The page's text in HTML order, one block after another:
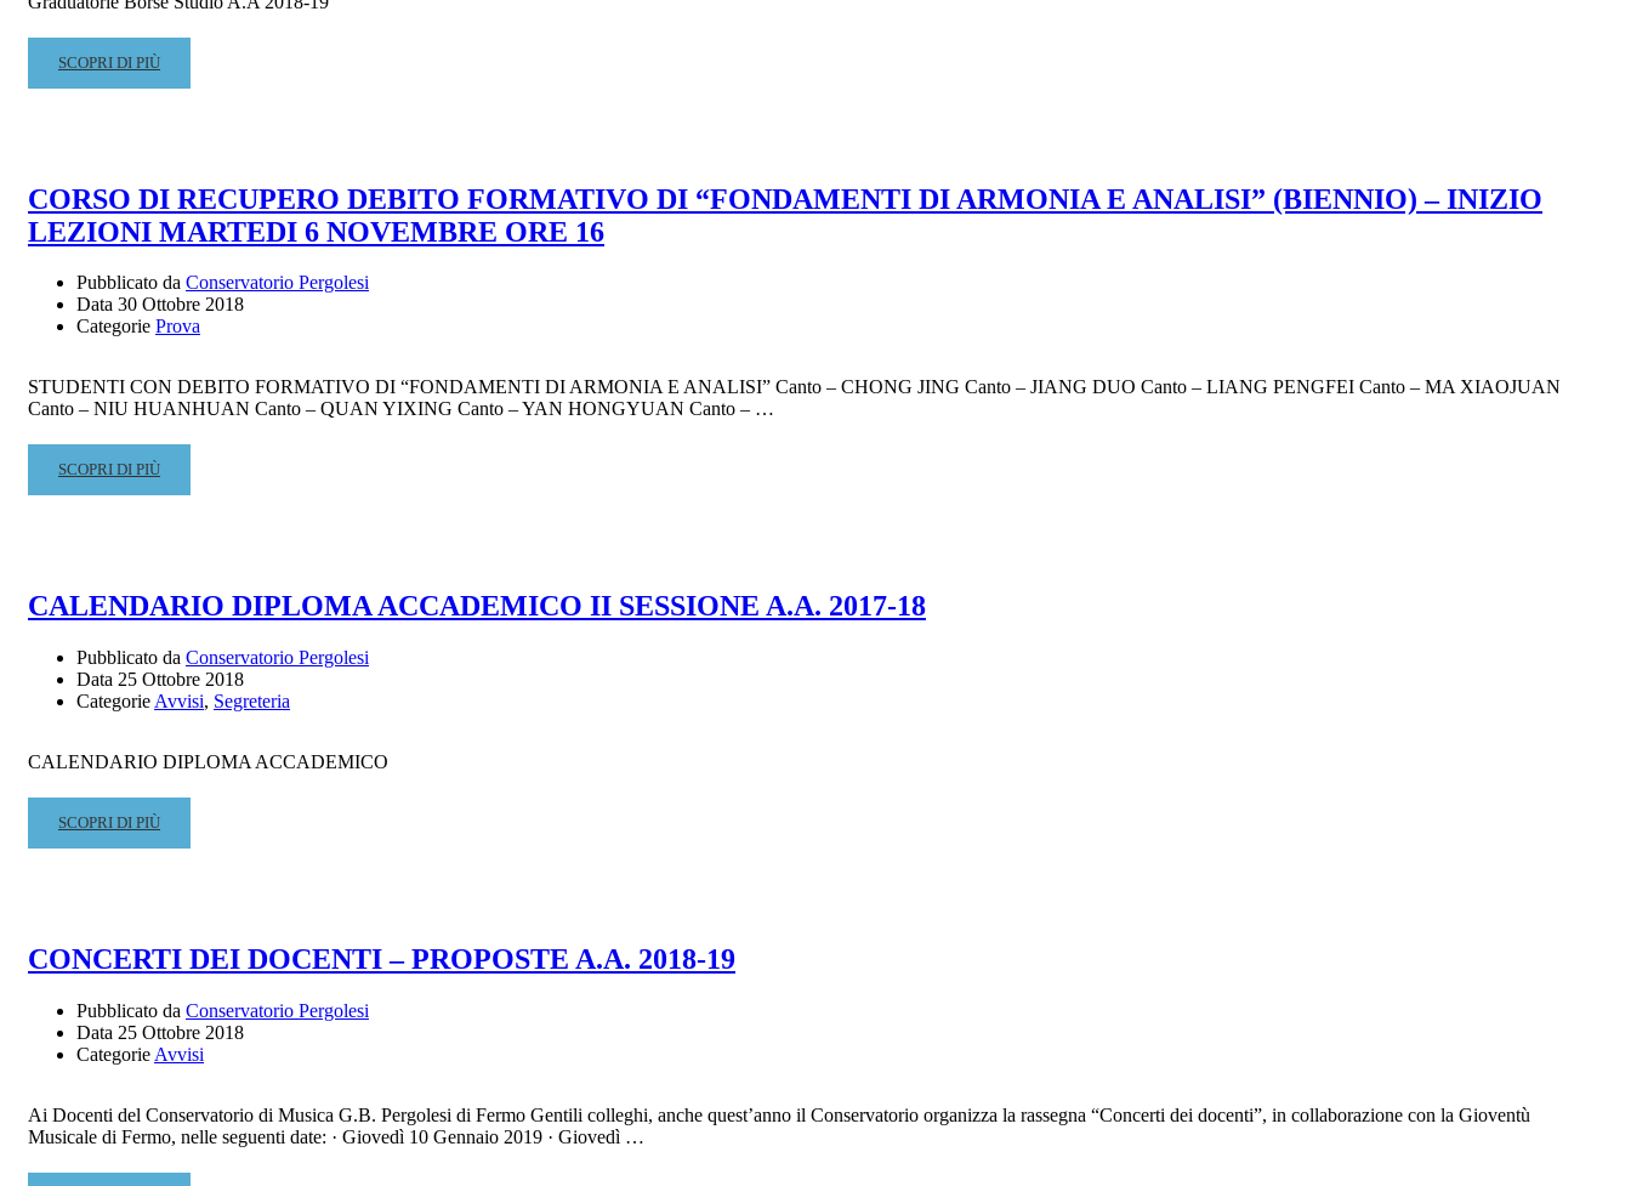
READ
MORE
STUDIO
PER
COLLABORATORI
A.A.
2018-
SCOPRI DI PIÙ
CORSO DI RECUPERO DEBITO FORMATIVO DI “FONDAMENTI DI ARMONIA E ANALISI” (BIENNIO) – INIZIO
LEZIONI MARTEDI 6 NOVEMBRE ORE 16
Pubblicato da Conservatorio Pergolesi
Data 30 Ottobre 2018
Categorie Prova
STUDENTI CON DEBITO FORMATIVO DI “FONDAMENTI DI ARMONIA E ANALISI” Canto – CHONG JING Canto – JIANG DUO Canto – LIANG PENGFEI Canto – MA XIAOJUAN
Canto – NIU HUANHUAN Canto – QUAN YIXING Canto – YAN HONGYUAN Canto – …
READ
MORE
DEBITO
DI
“FONDAMENTI
DI
E
–
NOVEMBRE
ORE
SCOPRI DI PIÙ
CALENDARIO DIPLOMA ACCADEMICO II SESSIONE A.A. 2017-18
Pubblicato da Conservatorio Pergolesi
Data 25 Ottobre 2018
Categorie Avvisi, Segreteria
CALENDARIO DIPLOMA ACCADEMICO
READ
MORE
II
A.A.
2017-
18
SCOPRI DI PIÙ
CONCERTI DEI DOCENTI – PROPOSTE A.A. 2018-19
Pubblicato da Conservatorio Pergolesi
Data 25 Ottobre 2018
Categorie Avvisi
Ai Docenti del Conservatorio di Musica G.B. Pergolesi di Fermo Gentili colleghi, anche quest’anno il Conservatorio organizza la rassegna “Concerti dei docenti”, in collaborazione con la Gioventù
Musicale di Fermo, nelle seguenti date: · Giovedì 10 Gennaio 2019 · Giovedì …